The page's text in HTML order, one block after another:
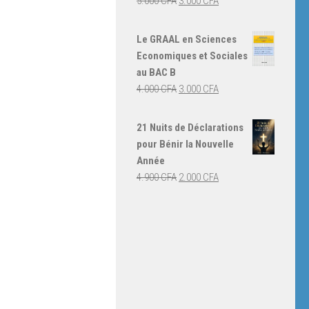
initial
est :
3.000 CFA.
Le GRAAL en Sciences
Economiques et Sociales
au BAC B
4.000CFA Le
initial
était :
3.000 CFALe
actuel
est :
3.000 CFA.
21 Nuits de Déclarations
pour Bénir la Nouvelle
Année
4.900CFA Le
2.000 CFALe